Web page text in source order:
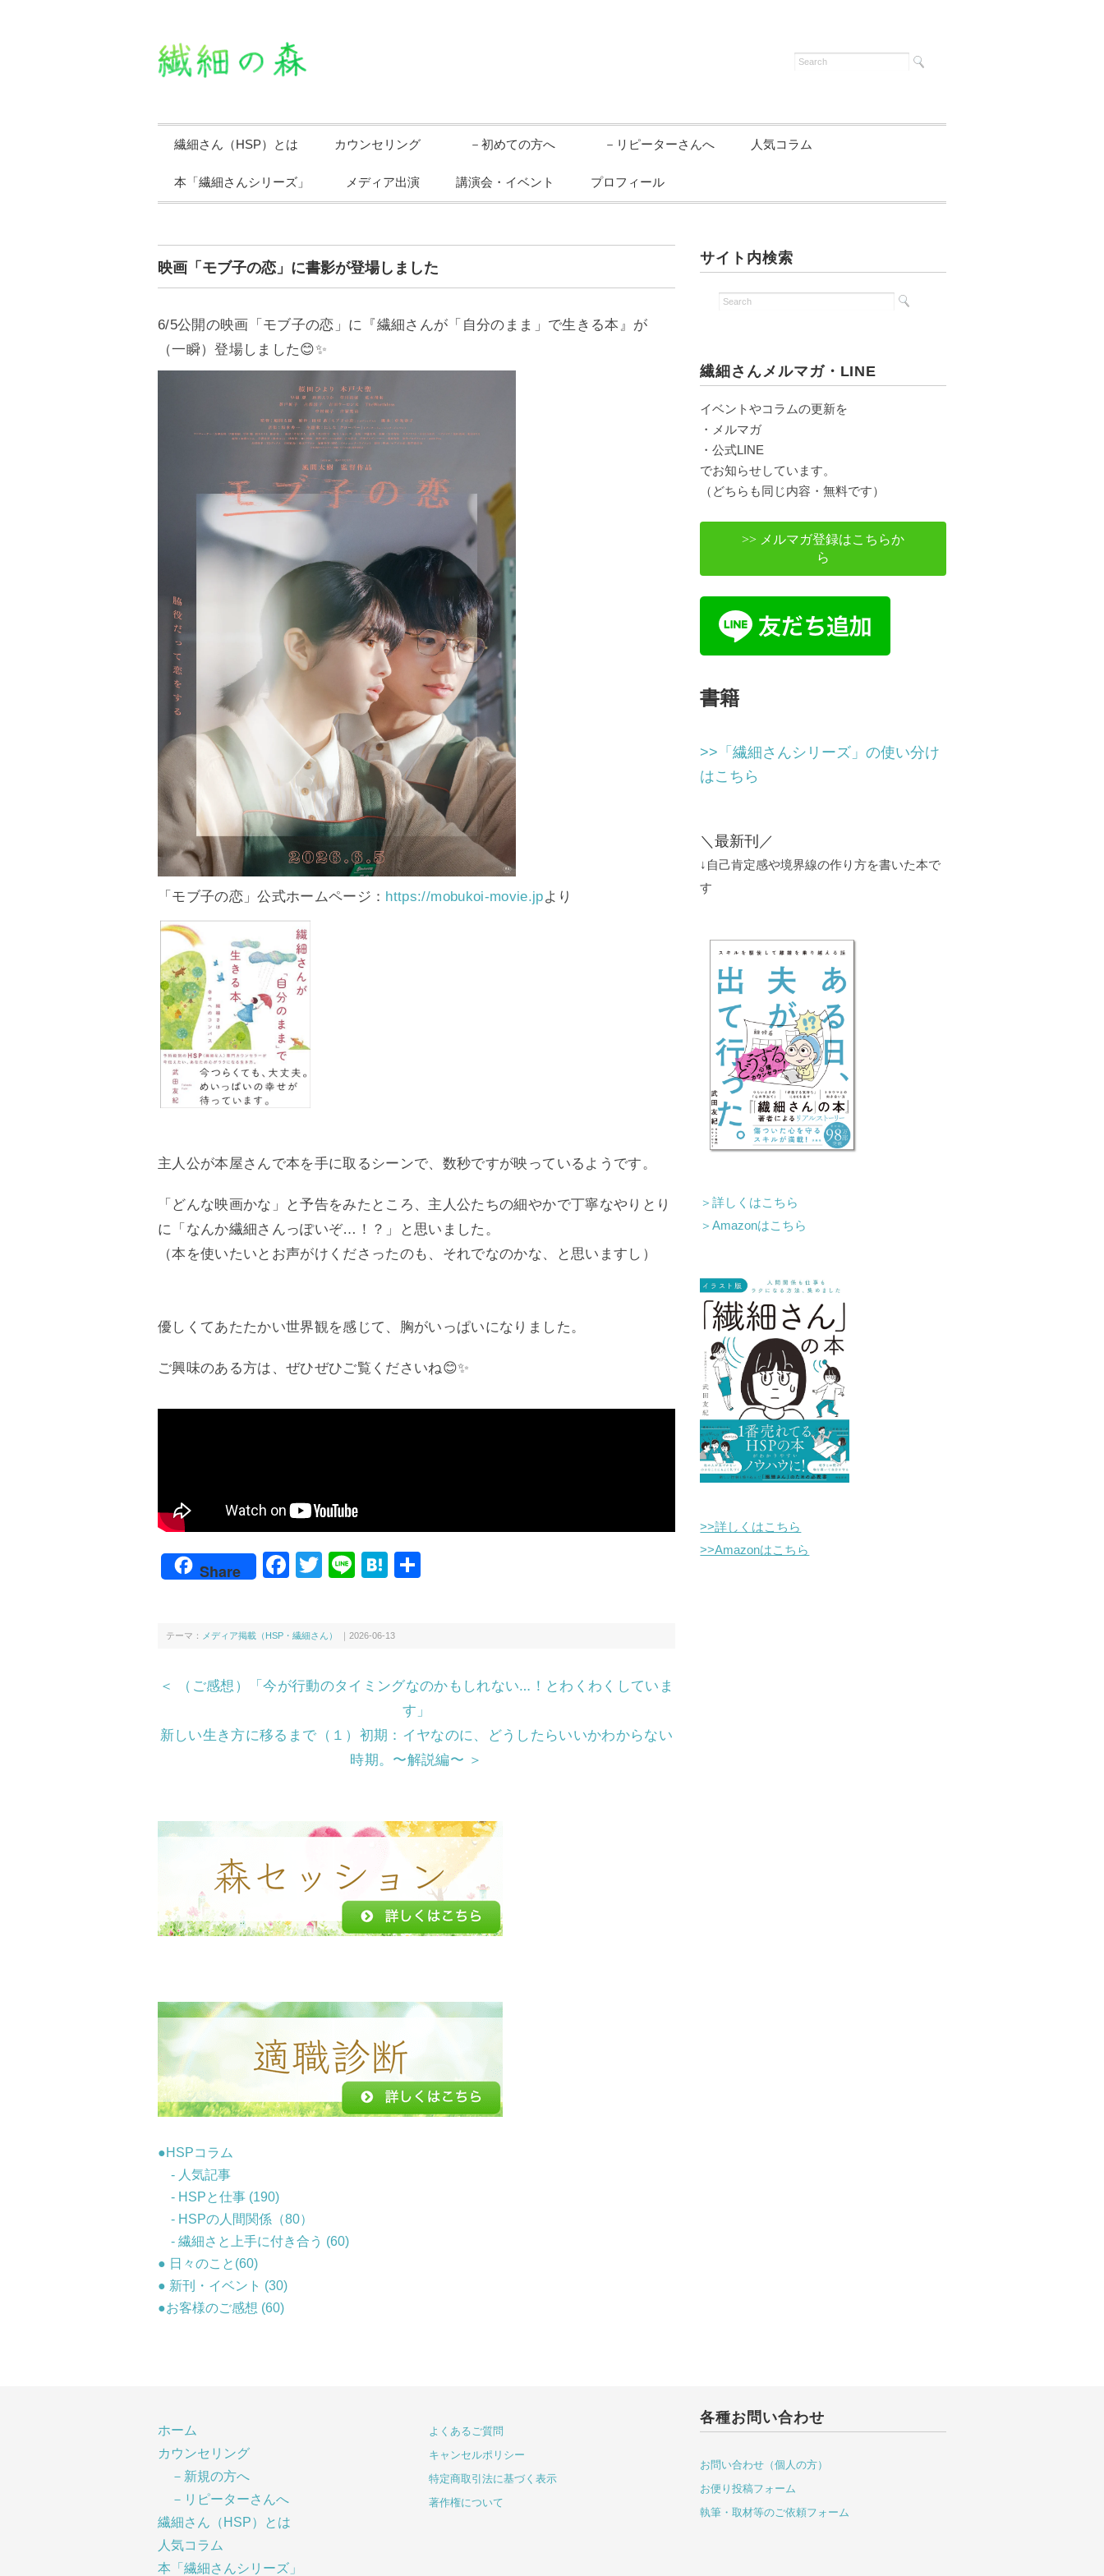
繊細さん（HSP）とは カウンセリング －初めての方へ －リピーターさんへ 人気コラム
本「繊細さんシリーズ」 メディア出演 講演会・イベント プロフィール
映画「モブ子の恋」に書影が登場しました
6/5公開の映画「モブ子の恋」に『繊細さんが「自分のまま」で生きる本』が
（一瞬）登場しました😊✨
「モブ子の恋」公式ホームページ： https://mobukoi-movie.jpより
主人公が本屋さんで本を手に取るシーンで、数秒ですが映っているようです。
「どんな映画かな」と予告をみたところ、主人公たちの細やかで丁寧なやりとり
に「なんか繊細さんっぽいぞ…！？」と思いました。
（本を使いたいとお声がけくださったのも、それでなのかな、と思いますし）
優しくてあたたかい世界観を感じて、胸がいっぱいになりました。
ご興味のある方は、ぜひぜひご覧くださいね😊✨
Share
F
e
o
o
k
T
er
Li
H
n
テーマ： メディア掲載（HSP・繊細さん） ｜2026-06-13
＜ （ご感想）「今が行動のタイミングなのかもしれない…！とわくわくしていま
す」
新しい生き方に移るまで（１）初期：イヤなのに、どうしたらいいかわからない
時期。〜解説編〜 ＞
●HSPコラム
- 人気記事
- HSPと仕事 (190)
- HSPの人間関係（80）
- 繊細さと上手に付き合う (60)
● 日々のこと(60)
● 新刊・イベント (30)
●お客様のご感想 (60)
サイト内検索
繊細さんメルマガ・LINE
イベントやコラムの更新を
・メルマガ
・公式LINE
でお知らせしています。
（どちらも同じ内容・無料です）
>> メルマガ登録はこちらか
ら
書籍
>>「繊細さんシリーズ」の使い分け
はこちら
＼最新刊／
↓自己肯定感や境界線の作り方を書いた本で
す
＞詳しくはこちら
＞Amazonはこちら
>>詳しくはこちら
>>Amazonはこちら
ホーム
カウンセリング
－新規の方へ
－リピーターさんへ
繊細さん（HSP）とは
人気コラム
本「繊細さんシリーズ」
よくあるご質問
キャンセルポリシー
特定商取引法に基づく表示
著作権について
各種お問い合わせ
お問い合わせ（個人の方）
お便り投稿フォーム
執筆・取材等のご依頼フォーム